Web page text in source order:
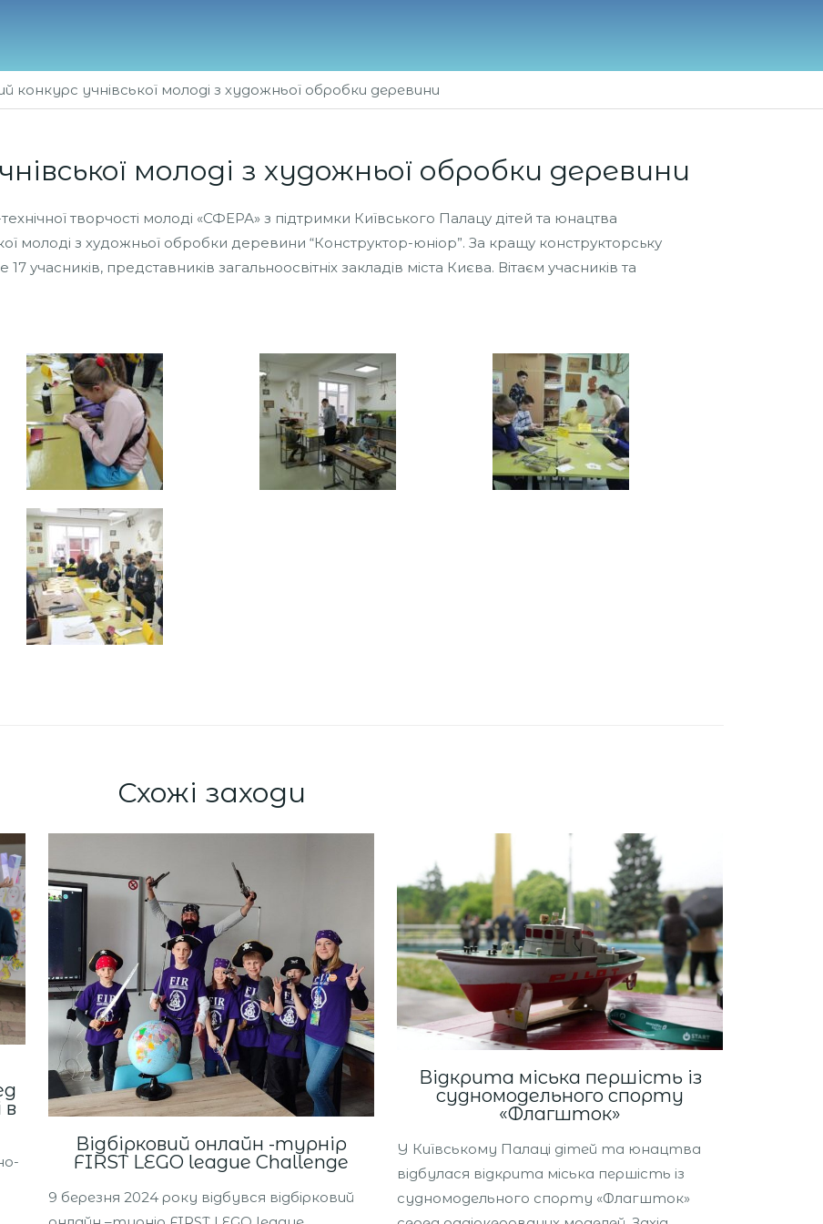
конкурс учнівської молоді з художньої обробки деревини
молоді з художньої обробки деревини
творчості молоді «СФЕРА» з підтримки Київського Палацу дітей та юнацтва
молоді з художньої обробки деревини “Конструктор-юніор”. За кращу конструкторську
учасників, представників загальноосвітніх закладів міста Києва. Вітаєм учасників та
Схожі заходи
в
Відбірковий онлайн -турнір
FIRST LEGO league Challenge
9 березня 2024 року відбувся відбірковий
Відкрита міська першість із
судномодельного спорту
«Флагшток»
У Київському Палаці дітей та юнацтва
відбулася відкрита міська першість із
судномодельного спорту «Флагшток»